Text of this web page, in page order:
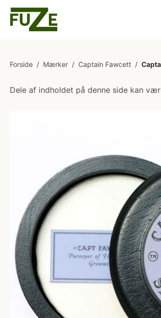
Forside / Mærker / Captain Fawcett /
Dele af indholdet på denne side kan